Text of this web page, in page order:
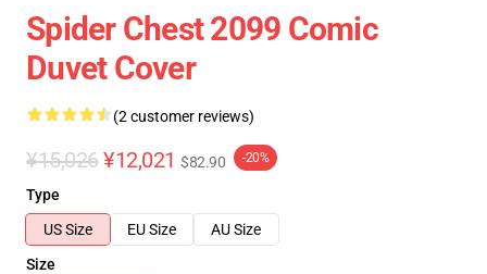
Spider Chest 2099 Comic
Duvet Cover
(2 customer reviews)
¥15,026¥12,021 $82.90 -20%
Type
US Size
EU Size
AU Size
Size